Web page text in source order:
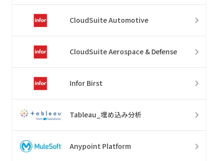
CloudSuite Automotive
CloudSuite Aerospace & Defense
Infor Birst
Tableau_埋め込み分析
Anypoint Platform